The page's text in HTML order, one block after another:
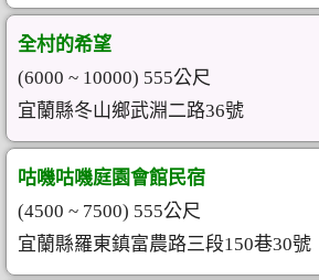
全村的希望
(6000 ~ 10000) 555公尺
宜蘭縣冬山鄉武淵二路36號
咕嘰咕嘰庭園會館民宿
(4500 ~ 7500) 555公尺
宜蘭縣羅東鎮富農路三段150巷30號